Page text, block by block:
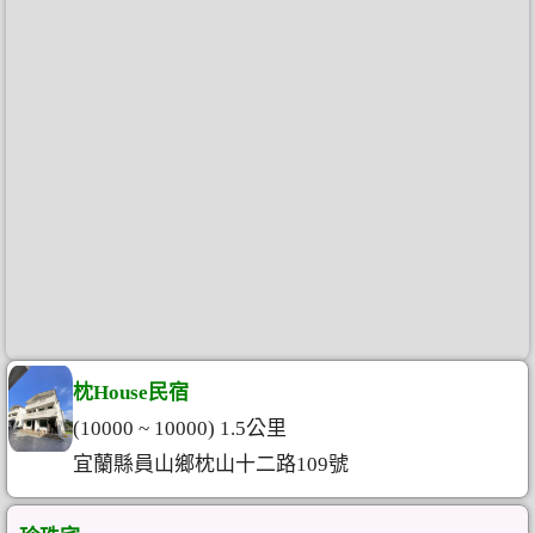
枕House民宿
(10000 ~ 10000) 1.5公里
宜蘭縣員山鄉枕山十二路109號